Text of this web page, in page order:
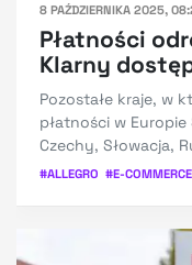
8 PAŹDZIERNIKA 2025,
Płatności
Klarny
Pozostałe kraje, w
płatności w
Czechy, Słowacja,
#ALLEGRO #E-COMMERCE